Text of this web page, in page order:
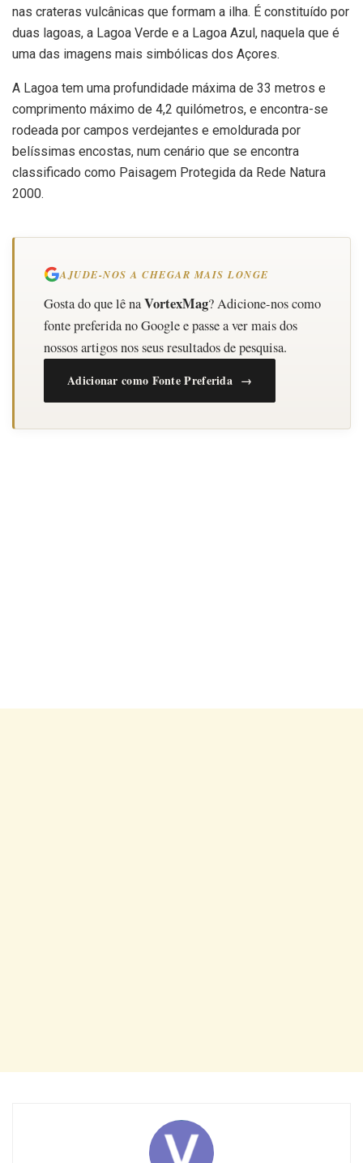
nas crateras vulcânicas que formam a ilha. É constituído por
duas lagoas, a Lagoa Verde e a Lagoa Azul, naquela que é
uma das imagens mais simbólicas dos Açores.
A Lagoa tem uma profundidade máxima de 33 metros e
comprimento máximo de 4,2 quilómetros, e encontra-se
rodeada por campos verdejantes e emoldurada por
belíssimas encostas, num cenário que se encontra
classificado como Paisagem Protegida da Rede Natura
2000.
AJUDE-NOS A CHEGAR MAIS LONGE
Gosta do que lê naVortexMag? Adicione-nos como
fonte preferida no Google e passe a ver mais dos
nossos artigos nos seus resultados de pesquisa.
Adicionar como Fonte Preferida →